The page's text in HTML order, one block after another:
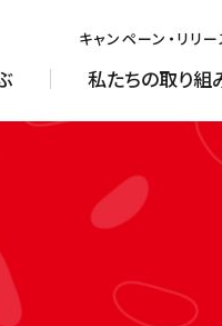
キャンペーン・リリー
私たちの取り組